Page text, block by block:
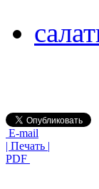
E-mail
| Печать |
PDF